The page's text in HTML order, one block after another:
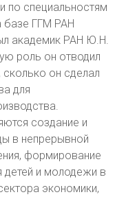
по специальностям
базе ГГМ РАН
академик РАН Ю.Н.
роль он отводил
он сделал
для
создание и
в непрерывной
формирование
детей и молодежи в
экономики,